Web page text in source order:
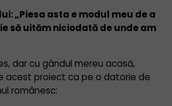
„Piesa asta e modul meu de a
să uităm niciodată de unde am
dar cu gândul mereu acasă,
acest proiect ca pe o datorie de
românesc: